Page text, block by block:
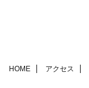
HOME アクセス